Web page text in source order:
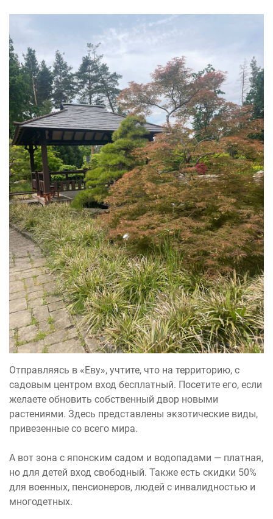
Отправляясь в «Еву», учтите, что на территорию, с
садовым центром вход бесплатный. Посетите его, если
желаете обновить собственный двор новыми
растениями. Здесь представлены экзотические виды,
привезенные со всего мира.
А вот зона с японским садом и водопадами — платная,
но для детей вход свободный. Также есть скидки 50%
для военных, пенсионеров, людей с инвалидностью и
многодетных.